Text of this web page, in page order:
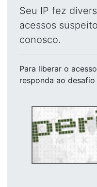
Seu IP fez
acessos
conosco.
Para liberar o acesso
responda ao desafio